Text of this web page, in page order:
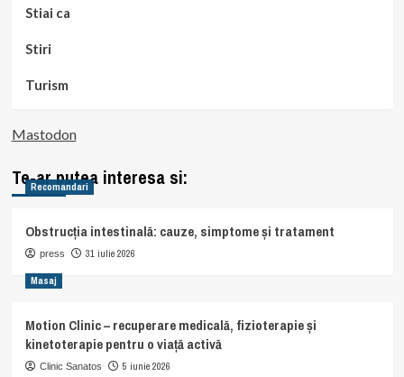
Stiai ca
Stiri
Turism
Mastodon
Te-ar putea interesa si:
Recomandari
Obstrucția intestinală: cauze, simptome și tratament
press 31 iulie 2026
Masaj
Motion Clinic – recuperare medicală, fizioterapie și
kinetoterapie pentru o viață activă
Clinic Sanatos 5 iunie 2026